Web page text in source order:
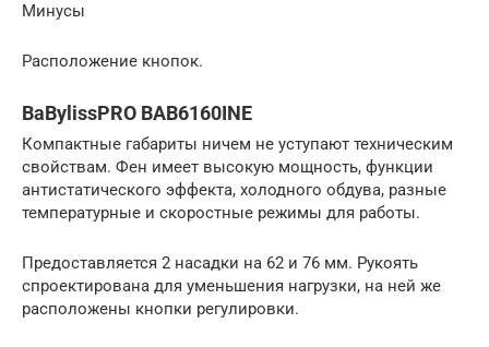
Минусы
Расположение кнопок.
BaBylissPRO BAB6160INE
Компактные габариты ничем не уступают техническим
свойствам. Фен имеет высокую мощность, функции
антистатического эффекта, холодного обдува, разные
температурные и скоростные режимы для работы.
Предоставляется 2 насадки на 62 и 76 мм. Рукоять
спроектирована для уменьшения нагрузки, на ней же
расположены кнопки регулировки.